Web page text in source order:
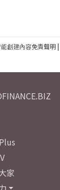
創建內容免責聲明|
家